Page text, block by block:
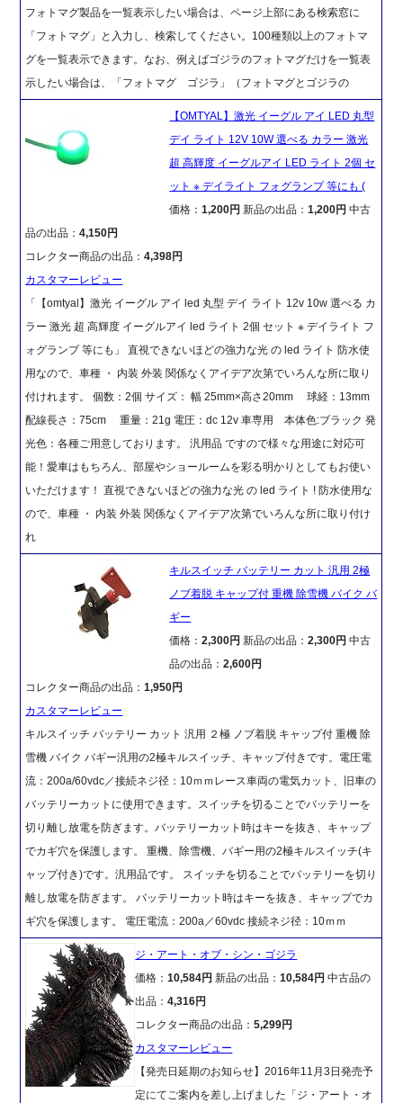
フォトマグ製品を一覧表示したい場合は、ページ上部にある検索窓に
「フォトマグ」と入力し、検索してください。100種類以上のフォトマ
グを一覧表示できます。なお、例えばゴジラのフォトマグだけを一覧表
示したい場合は、「フォトマグ ゴジラ」（フォトマグとゴジラの
【OMTYAL】激光 イーグル アイ LED 丸型
デイ ライト 12V 10W 選べる カラー 激光
超 高輝度 イーグルアイ LED ライト 2個 セ
ット ※ デイライト フォグランプ 等にも (
価格：1,200円新品の出品：1,200円 中古
品の出品：4,150円
コレクター商品の出品：4,398円
カスタマーレビュー
「【omtyal】激光 イーグル アイ led 丸型 デイ ライト 12v 10w 選べる カ
ラー 激光 超 高輝度 イーグルアイ led ライト 2個 セット ※ デイライト フ
ォグランプ 等にも」 直視できないほどの強力な光 の led ライト 防水使
用なので、車種 ・ 内装 外装 関係なくアイデア次第でいろんな所に取り
付けれます。 個数：2個 サイズ： 幅 25mm×高さ20mm 球経：13mm
配線長さ：75cm 重量：21g 電圧：dc 12v 車専用 本体色:ブラック 発
光色：各種ご用意しております。 汎用品 ですので様々な用途に対応可
能！愛車はもちろん、部屋やショールームを彩る明かりとしてもお使い
いただけます！ 直視できないほどの強力な光 の led ライト ! 防水使用な
ので、車種 ・ 内装 外装 関係なくアイデア次第でいろんな所に取り付け
れ
キルスイッチ バッテリー カット 汎用 2極
ノブ着脱 キャップ付 重機 除雪機 バイク バ
ギー
価格：2,300円新品の出品：2,300円 中古
品の出品：2,600円
コレクター商品の出品：1,950円
カスタマーレビュー
キルスイッチ バッテリー カット 汎用 ２極 ノブ着脱 キャップ付 重機 除
雪機 バイク バギー汎用の2極キルスイッチ、キャップ付きです。電圧電
流：200a/60vdc／接続ネジ径：10ｍｍレース車両の電気カット、旧車の
バッテリーカットに使用できます。スイッチを切ることでバッテリーを
切り離し放電を防ぎます。バッテリーカット時はキーを抜き、キャップ
でカギ穴を保護します。 重機、除雪機、バギー用の2極キルスイッチ(キ
ャップ付き)です。汎用品です。 スイッチを切ることでバッテリーを切り
離し放電を防ぎます。 バッテリーカット時はキーを抜き、キャップでカ
ギ穴を保護します。 電圧電流：200a／60vdc 接続ネジ径：10ｍｍ
ジ・アート・オブ・シン・ゴジラ
価格：10,584円新品の出品：10,584円 中古品の
出品：4,316円
コレクター商品の出品：5,299円
カスタマーレビュー
【発売日延期のお知らせ】2016年11月3日発売予
定にてご案内を差し上げました「ジ・アート・オ